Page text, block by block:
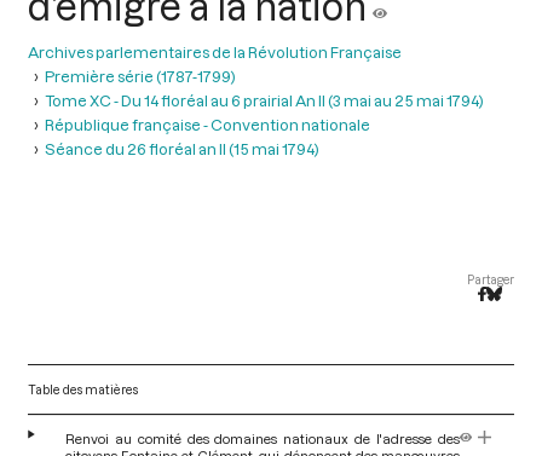
Archives parlementaires de la Révolution Française
Première série (1787-1799)
Tome XC - Du 14 floréal au 6 prairial An II (3 mai au 25 mai 1794)
République française - Convention nationale
Séance du 26 floréal an II (15 mai 1794)
Partager
Table des matières
Renvoi au comité des domaines nationaux de l'adresse des